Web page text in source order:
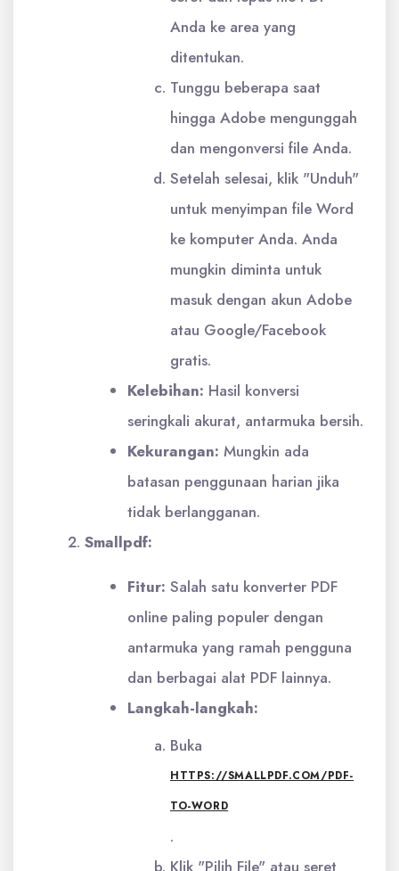
Anda ke area yang
ditentukan.
Tunggu beberapa saat
hingga Adobe mengunggah
dan mengonversi file Anda.
Setelah selesai, klik "Unduh"
untuk menyimpan file Word
ke komputer Anda. Anda
mungkin diminta untuk
masuk dengan akun Adobe
atau Google/Facebook
gratis.
Kelebihan: Hasil konversi
seringkali akurat, antarmuka bersih.
Kekurangan: Mungkin ada
batasan penggunaan harian jika
tidak berlangganan.
Smallpdf:
Fitur: Salah satu konverter PDF
online paling populer dengan
antarmuka yang ramah pengguna
dan berbagai alat PDF lainnya.
Langkah-langkah:
Buka
HTTPS://SMALLPDF.COM/PDF-
TO-WORD
.
Klik "Pilih File" atau seret